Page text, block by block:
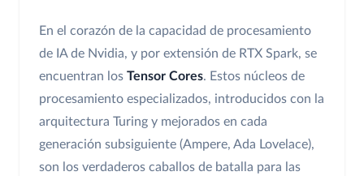
En el corazón de la capacidad de procesamiento
de IA de Nvidia, y por extensión de RTX Spark, se
encuentran los Tensor Cores. Estos núcleos de
procesamiento especializados, introducidos con la
arquitectura Turing y mejorados en cada
generación subsiguiente (Ampere, Ada Lovelace),
son los verdaderos caballos de batalla para las